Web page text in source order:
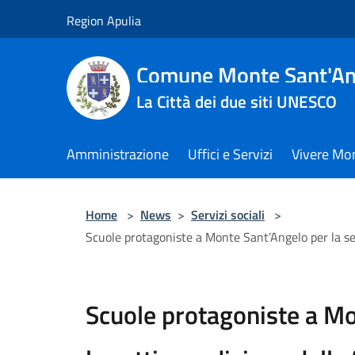
Region Apulia
Comune Monte
La Città dei due siti UNESCO
Amministrazione Uffici e Servizi Vivere
Home > News > Servizi sociali >
Scuole protagoniste a Monte Sant’Angelo per la
Scuole protagoniste a